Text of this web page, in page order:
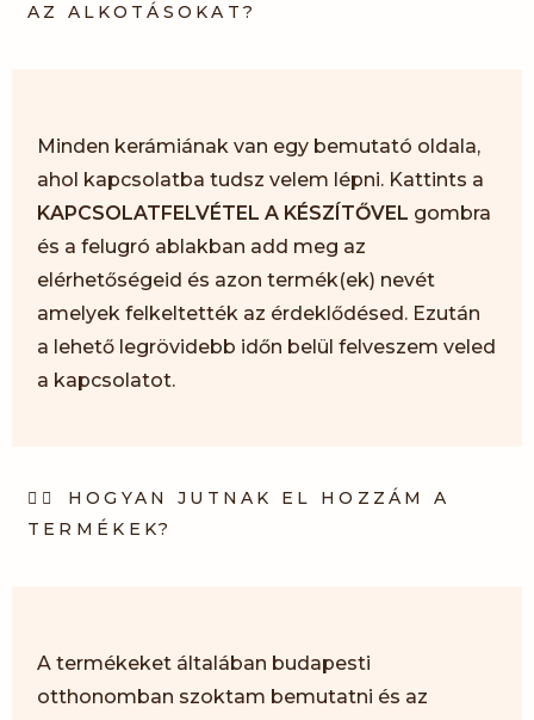
AZ ALKOTÁSOKAT?
Minden kerámiának van egy bemutató oldala,
ahol kapcsolatba tudsz velem lépni. Kattints a
KAPCSOLATFELVÉTEL A KÉSZÍTŐVEL gombra
és a felugró ablakban add meg az
elérhetőségeid és azon termék(ek) nevét
amelyek felkeltették az érdeklődésed. Ezután
a lehető legrövidebb időn belül felveszem veled
a kapcsolatot.
HOGYAN JUTNAK EL HOZZÁM A
TERMÉKEK?
A termékeket általában budapesti
otthonomban szoktam bemutatni és az